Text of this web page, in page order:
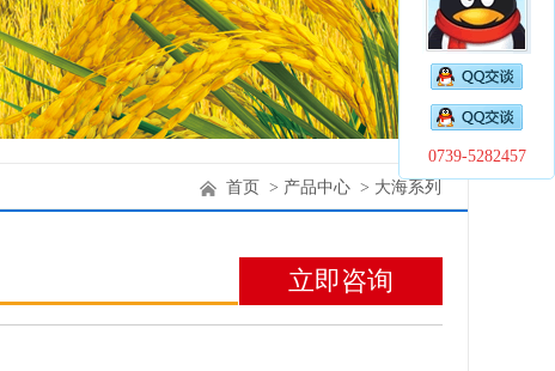
首页 > 产品中心 > 大海系列
立即咨询
0739-5282457